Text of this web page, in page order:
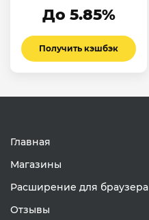
До 5.85%
Получить кэшбэк
Главная
Магазины
Расширение для браузера
Отзывы